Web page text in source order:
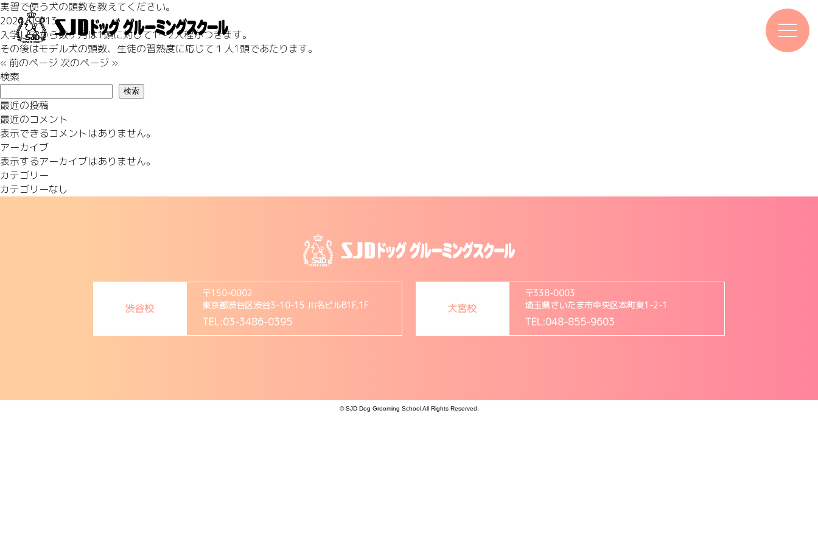
実習で使う犬の頭数を教えてください。
2022/09/13
入学してから数ヶ月は1頭に対して1～2人程がつきます。
その後はモデル犬の頭数、生徒の習熟度に応じて１人1頭であたります。
« 前のページ 次のページ »
検索
検索
最近の投稿
最近のコメント
表示できるコメントはありません。
アーカイブ
表示するアーカイブはありません。
カテゴリー
カテゴリーなし
渋谷校
〒150-0002
東京都渋谷区渋谷3-10-15 川名ビルB1F,1F
TEL:03-3486-0395
大宮校
〒338-0003
埼玉県さいたま市中央区本町東1-2-1
TEL:048-855-9603
© SJD Dog Grooming School All Rights Reserved.